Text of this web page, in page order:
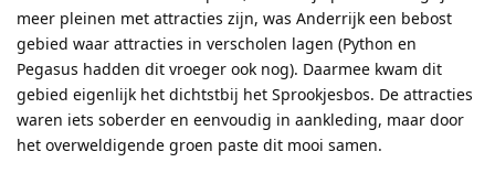
meer pleinen met attracties zijn, was Anderrijk een bebost
gebied waar attracties in verscholen lagen (Python en
Pegasus hadden dit vroeger ook nog). Daarmee kwam dit
gebied eigenlijk het dichtstbij het Sprookjesbos. De attracties
waren iets soberder en eenvoudig in aankleding, maar door
het overweldigende groen paste dit mooi samen.